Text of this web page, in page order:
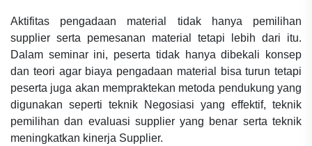
Aktifitas pengadaan material tidak hanya pemilihan
supplier serta pemesanan material tetapi lebih dari itu.
Dalam seminar ini, peserta tidak hanya dibekali konsep
dan teori agar biaya pengadaan material bisa turun tetapi
peserta juga akan mempraktekan metoda pendukung yang
digunakan seperti teknik Negosiasi yang effektif, teknik
pemilihan dan evaluasi supplier yang benar serta teknik
meningkatkan kinerja Supplier.